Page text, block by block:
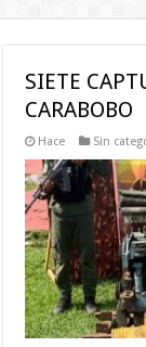
SIETE
CARABOBO
Hace Sin